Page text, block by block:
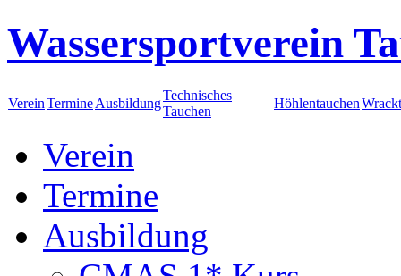
Wassersportverein
VereinTermineAusbildung
Technisches
Tauchen
Höhlentauchen
Verein
Termine
Ausbildung